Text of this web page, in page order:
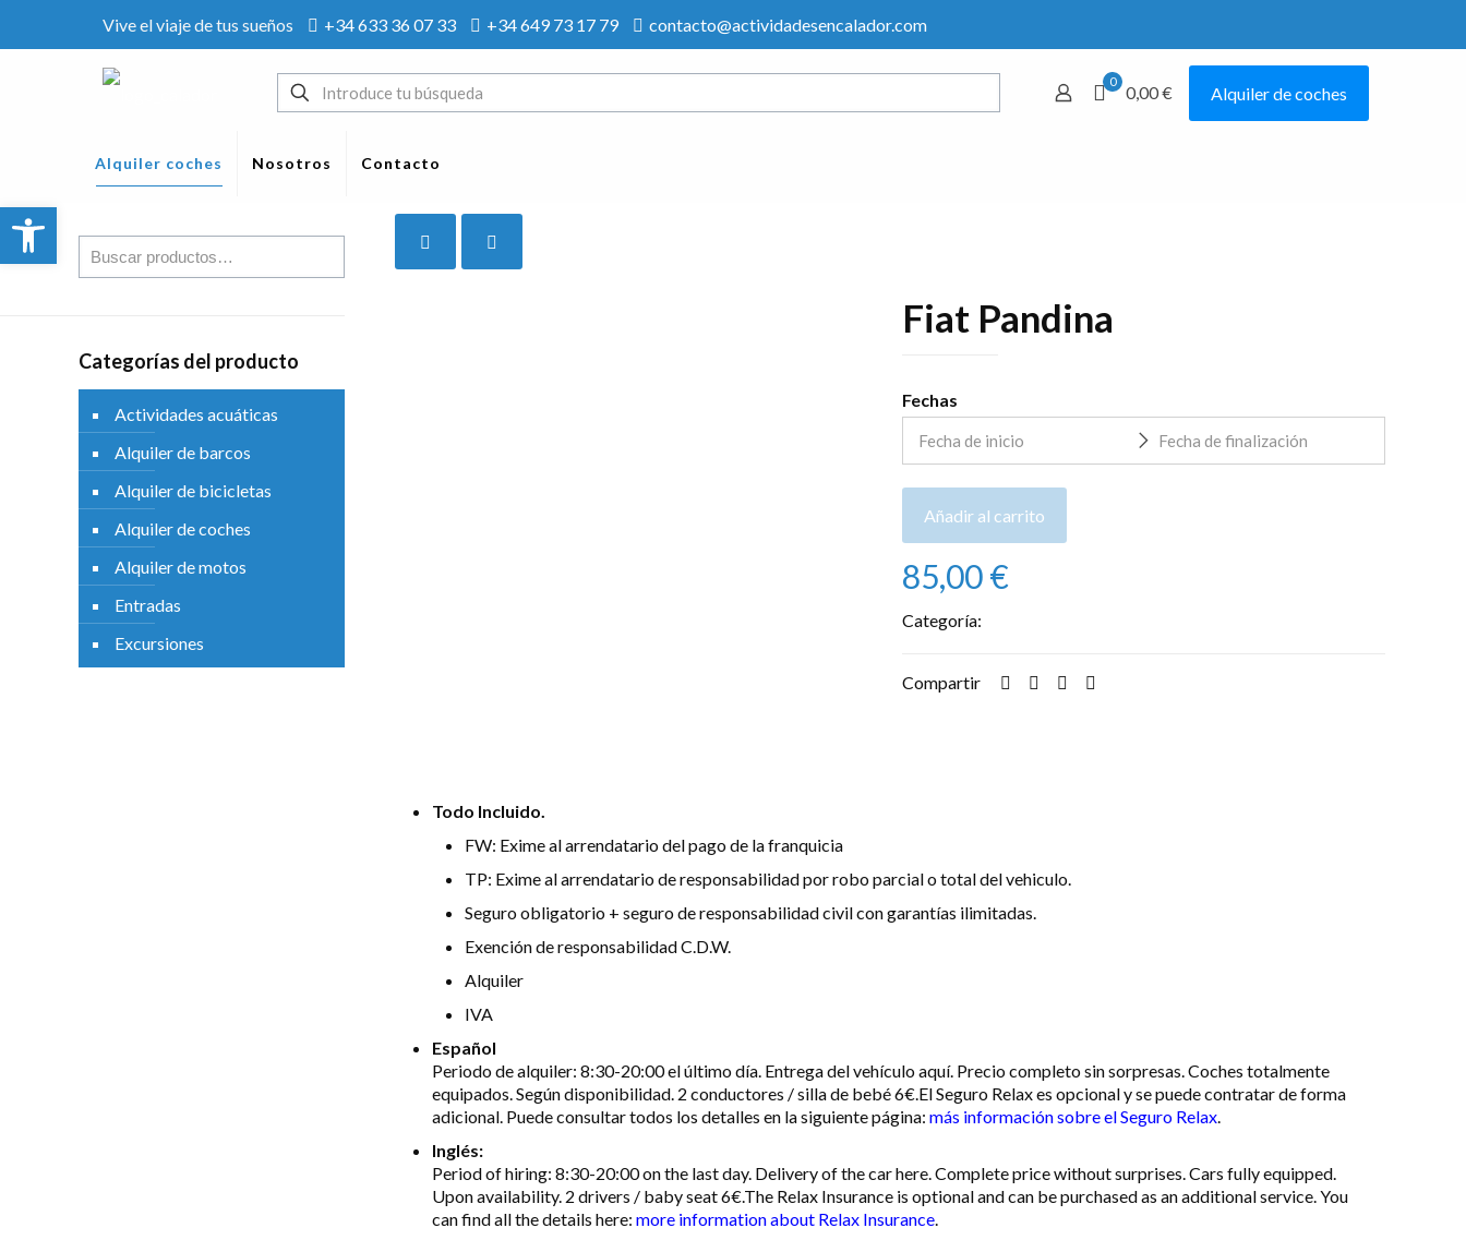
Vive el viaje de tus sueños +34 633 36 07 33 +34 649 73 17 79 contacto@actividadesencalador.com
0
0,00 € Alquiler de coches
Alquiler coches Nosotros Contacto
Fiat Pandina
Fechas
Añadir al carrito
85,00€
Categoría:
Compartir
Todo Incluido.
FW: Exime al arrendatario del pago de la franquicia
TP: Exime al arrendatario de responsabilidad por robo parcial o total del vehiculo.
Seguro obligatorio + seguro de responsabilidad civil con garantías ilimitadas.
Exención de responsabilidad C.D.W.
Alquiler
IVA
Español
Periodo de alquiler: 8:30-20:00 el último día. Entrega del vehículo aquí. Precio completo sin sorpresas. Coches totalmente
equipados. Según disponibilidad. 2 conductores / silla de bebé 6€.El Seguro Relax es opcional y se puede contratar de forma
adicional. Puede consultar todos los detalles en la siguiente página:más información sobre el Seguro Relax
Inglés:
Period of hiring: 8:30-20:00 on the last day. Delivery of the car here. Complete price without surprises. Cars fully equipped.
Upon availability. 2 drivers / baby seat 6€.The Relax Insurance is optional and can be purchased as an additional service. You
can find all the details here:more information about Relax Insurance
Categorías del producto
Actividades acuáticas
Alquiler de barcos
Alquiler de bicicletas
Alquiler de coches
Alquiler de motos
Entradas
Excursiones
Abrir barra de herramientas